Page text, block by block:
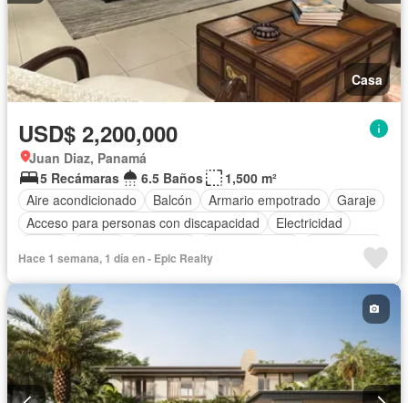
Casa
USD$ 2,200,000
Juan Diaz, Panamá
5 Recámaras
6.5 Baños
1,500 m²
Aire acondicionado
Balcón Armario empotrado
Garaje
Acceso para personas con discapacidad
Electricidad
Gas natural
Seguridad
Cuarto de servicio
Hace 1 semana, 1 día en - Epic Realty